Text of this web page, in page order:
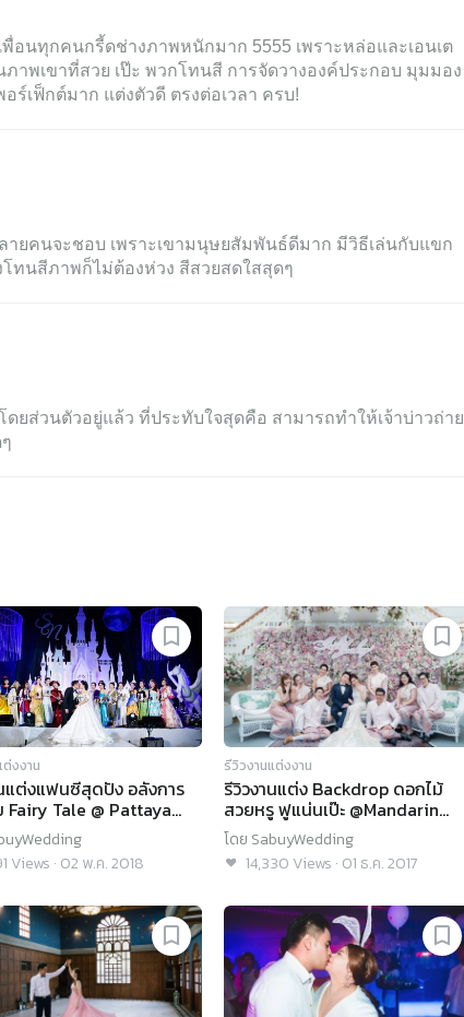
อนทุกคนกรี้ดช่างภาพหนักมาก 5555 เพราะหล่อและเอนเต
ภาพเขาที่สวย เป๊ะ พวกโทนสี การจัดวางองค์ประกอบ มุมมอง
ร์เฟ็กต์มาก แต่งตัวดี ตรงต่อเวลา ครบ!
ยคนจะชอบ เพราะเขามนุษยสัมพันธ์ดีมาก มีวิธีเล่นกับแขก
ทนสีภาพก็ไม่ต้องห่วง สีสวยสดใสสุดๆ
ดยส่วนตัวอยู่แล้ว ที่ประทับใจสุดคือ สามารถทำให้เจ้าบ่าวถ่าย
งงาน
แต่งแฟนซีสุดปัง อลังการ
Fairy Tale @ Pattaya
Views · 02 พ.ค. 2018
รีวิวงานแต่งงาน
รีวิวงานแต่ง Backdrop ดอกไม้
สวยหรู ฟูแน่นเป๊ะ @Mandarin
Oriental
โดย SabuyWedding
14,330 Views · 01 ธ.ค. 2017